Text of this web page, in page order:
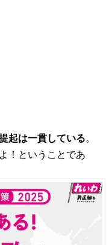
起は一貫している。
！ということであ